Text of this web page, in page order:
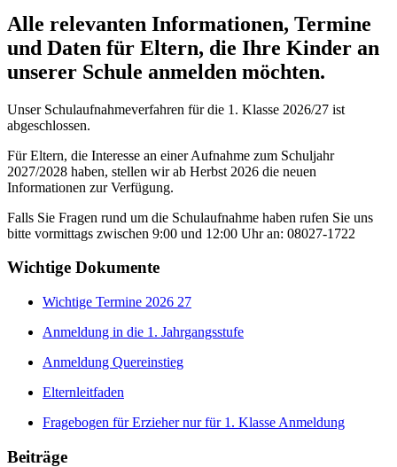
Alle relevanten Informationen, Termine
und Daten für Eltern, die Ihre Kinder an
unserer Schule anmelden möchten.
Unser Schulaufnahmeverfahren für die 1. Klasse 2026/27 ist
abgeschlossen.
Für Eltern, die Interesse an einer Aufnahme zum Schuljahr
2027/2028 haben, stellen wir ab Herbst 2026 die neuen
Informationen zur Verfügung.
Falls Sie Fragen rund um die Schulaufnahme haben rufen Sie uns
bitte vormittags zwischen 9:00 und 12:00 Uhr an: 08027-1722
Wichtige Dokumente
Wichtige Termine 2026 27
Anmeldung in die 1. Jahrgangsstufe
Anmeldung Quereinstieg
Elternleitfaden
Fragebogen für Erzieher nur für 1. Klasse Anmeldung
Beiträge